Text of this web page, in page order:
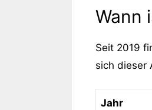
Wann
Seit 2019
sich dieser
Jahr